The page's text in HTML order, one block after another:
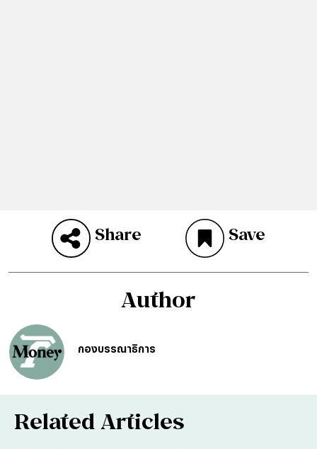
Share Save
Author
กองบรรณาธิการ
Related Articles